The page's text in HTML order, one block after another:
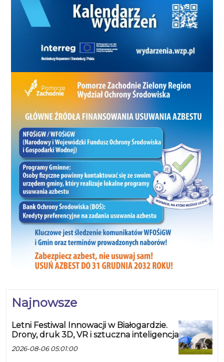
Najnowsze
Letni Festiwal Innowacji w Białogardzie.
Drony, druk 3D, VR i sztuczna inteligencja
2026-08-06 05:01:00